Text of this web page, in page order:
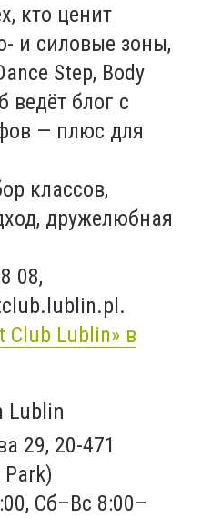
кто ценит
и силовые зоны,
Step, Body
ведёт блог с
— плюс для
классов,
дружелюбная
08,
Club Lublin» в
Lublin
29, 20-471
Сб–Вс 8:00–